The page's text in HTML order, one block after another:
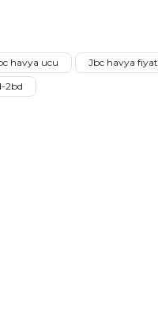
havya ucu Jbc havya fiyat
2bd